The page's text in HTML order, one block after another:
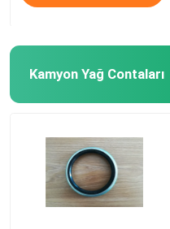
Kamyon Yağ Contaları